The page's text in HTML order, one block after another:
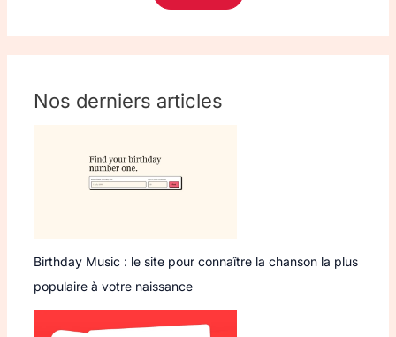
Nos derniers articles
Birthday Music : le site pour connaître la chanson la plus
populaire à votre naissance